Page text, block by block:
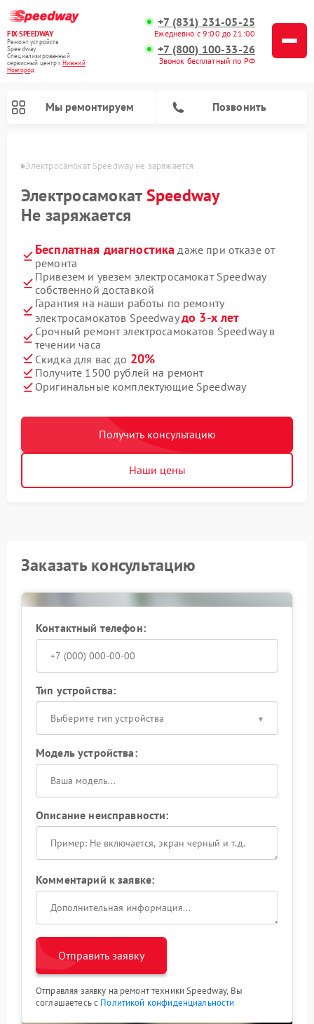
FIX-SPEEDWAY
Ремонт устройств
Speedway
Специализированный
cервисный центр г.Нижний
Новгород
+7 (831) 231-05-25
Ежедневно с 9:00 до 21:00
+7 (800) 100-33-26
Звонок бесплатный по РФ
Мы ремонтируем Позвонить
Электросамокат Speedway не заряжается
ЭлектросамокатSpeedway
Не заряжается
Бесплатная диагностика даже при отказе от
ремонта
Привезем и увезем электросамокат Speedway
собственной доставкой
Гарантия на наши работы по ремонту
электросамокатов Speedwayдо 3-х лет
Срочный ремонт электросамокатов Speedway в
течении часа
Скидка для вас до 20%
Получите 1500 рублей на ремонт
Оригинальные комплектующие Speedway
Получить консультацию
Наши цены
Заказать консультацию
Контактный телефон:
Тип устройства:
Выберите тип устройства
Модель устройства:
Описание неисправности:
Комментарий к заявке:
Отправить заявку
Отправляя заявку на ремонт техники Speedway, Вы
соглашаетесь с Политикой конфиденциальности